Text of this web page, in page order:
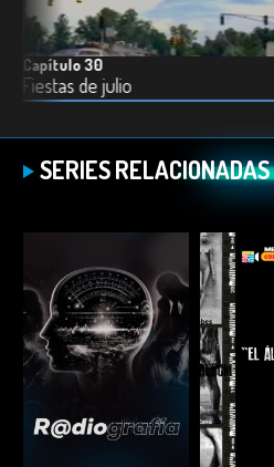
Capítulo 30
Fiestas de julio
SERIES RELACIONADAS